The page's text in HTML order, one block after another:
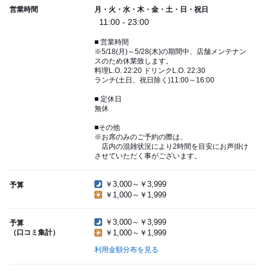
営業時間 月・火・水・木・金・土・日・祝日
11:00 - 23:00
■ 営業時間
※5/18(月)～5/28(木)の期間中、店舗メンテナン
スのため休業致します。
料理L.O. 22:20 ドリンクL.O. 22:30
ランチ(土日、祝日除く)11:00～16:00
■ 定休日
無休
■その他
※お席のみのご予約の際は、
店内の混雑状況により2時間を目安にお声掛け
させていただく事がございます。
予算
￥3,000～￥3,999
￥1,000～￥1,999
予算
（口コミ集計）
￥3,000～￥3,999
￥1,000～￥1,999
利用金額分布を見る